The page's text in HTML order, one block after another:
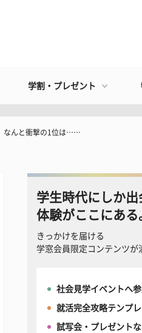
学割・プレゼント
なんと衝撃の1位は……
学生時代にしか出
体験がここにある
きっかけを届ける
学窓会員限定コンテンツが
社会見学イベントへ
就活完全攻略テンプ
試写会・プレゼント